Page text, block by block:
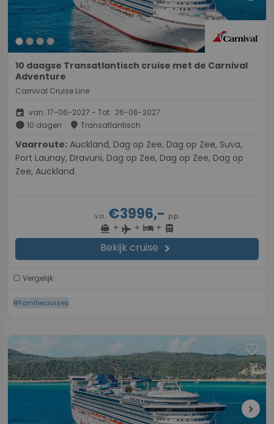
10 daagse Transatlantisch cruise met de Carnival
Adventure
Carnival Cruise Line
event van: 17-06-2027 - Tot: 26-06-2027
schedule 10 dagen place Transatlantisch
Vaarroute:
Port Launay, Dravuni, Dag op Zee, Dag op Zee, Dag op
Zee, Auckland
v.a. €3996,- p.p.
directions_boat + flight + hotel+ directions_bus
Bekijk cruise chevron_right
Vergelijk
#Familiecruises
favorite
chevron_right